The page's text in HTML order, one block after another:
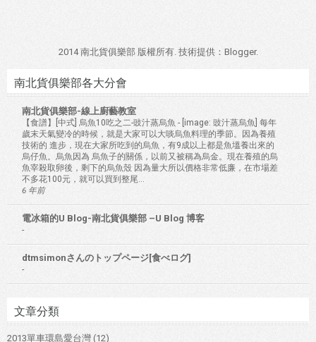
2014 南北貨俱樂部 版權所有. 技術提供： Blogger.
南北貨俱樂部各大分會
南北貨俱樂部-線上廚藝教室
【食譜】[中式] 烏魚10吃之二-豉汁蒸烏魚 - [image: 豉汁蒸烏魚] 每年
歲末天氣變冷的時候，就是大家可以大啖烏魚料理的季節。因為養殖
技術的 進步，現在大家所吃到的烏魚，有9成以上都是魚塭養出來的
烏仔魚。烏魚因為 烏魚子的關係，以前又被稱為烏金。現在養殖的烏
魚宰殺取卵後，剩下的烏魚殼 因為量大所以價格非常低廉，在市場差
不多花100元，就可以買到整尾...
6 年前
電冰箱的U Blog-南北貨俱樂部 –U Blog 博客
-
dtmsimonさんのトップページ[食べログ]
-
文章分類
2013單車環島愛台灣 (12)